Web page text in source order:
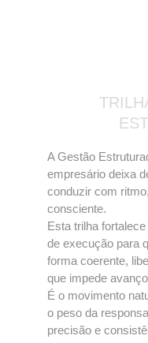
A Gestão
empresário deixa
conduzir com
consciente.
Esta trilha
de execução para
forma coerente,
que impede
É o movimento
o peso da
precisão e